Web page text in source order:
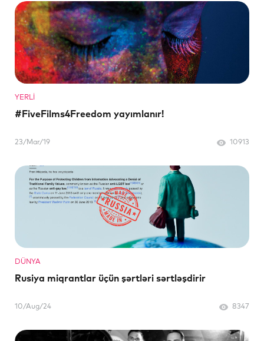
YERLI
#FiveFilms4Freedom yayımlanır!
23/Mar/19 10913
DÜNYA
Rusiya miqrantlar üçün şərtləri sərtləşdirir
10/Aug/24 8347